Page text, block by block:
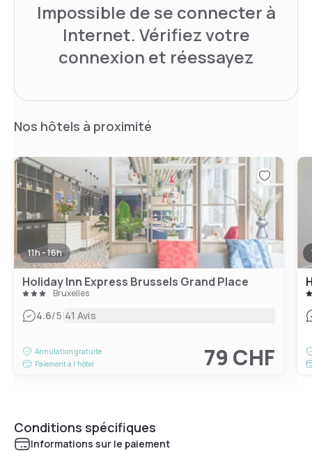
Impossible de se connecter à
Internet. Vérifiez votre
connexion et réessayez
Nos hôtels à proximité
11h - 16h
Holiday Inn Express Brussels Grand Place
Bruxelles
4.6/5|41 Avis
Annulation gratuite
Paiement à l'hôtel
79 CHF
Conditions spécifiques
Informations sur le paiement